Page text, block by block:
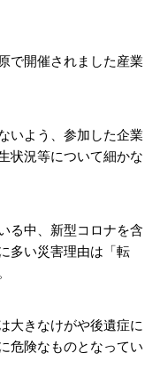
で開催されました産業
いよう、参加した企業
状況等について細かな
る中、新型コロナを含
多い災害理由は「転
大きなけがや後遺症に
危険なものとなってい